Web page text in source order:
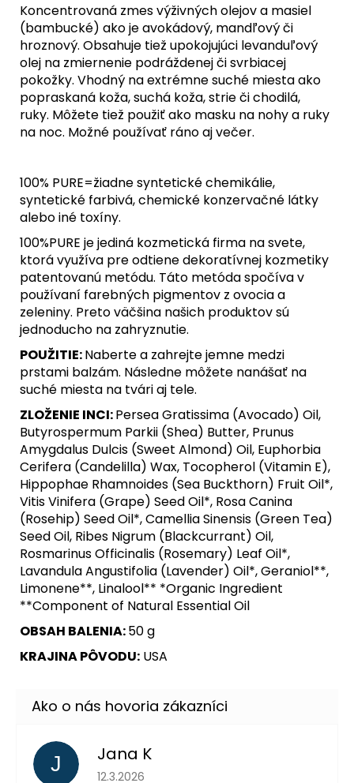
Koncentrovaná zmes výživných olejov a masiel
(bambucké) ako je avokádový, mandľový či
hroznový. Obsahuje tiež upokojujúci levanduľový
olej na zmiernenie podráždenej či svrbiacej
pokožky. Vhodný na extrémne suché miesta ako
popraskaná koža, suchá koža, strie či chodilá,
ruky. Môžete tiež použiť ako masku na nohy a ruky
na noc. Možné používať ráno aj večer.
100% PURE=žiadne syntetické chemikálie,
syntetické farbivá, chemické konzervačné látky
alebo iné toxíny.
100%PURE je jediná kozmetická firma na svete,
ktorá využíva pre odtiene dekoratívnej kozmetiky
patentovanú metódu. Táto metóda spočíva v
používaní farebných pigmentov z ovocia a
zeleniny. Preto väčšina našich produktov sú
jednoducho na zahryznutie.
POUŽITIE:Naberte a zahrejte jemne medzi
prstami balzám. Následne môžete nanášať na
suché miesta na tvári aj tele.
ZLOŽENIE INCI:Persea Gratissima (Avocado) Oil,
Butyrospermum Parkii (Shea) Butter, Prunus
Amygdalus Dulcis (Sweet Almond) Oil, Euphorbia
Cerifera (Candelilla) Wax, Tocopherol (Vitamin E),
Hippophae Rhamnoides (Sea Buckthorn) Fruit Oil*,
Vitis Vinifera (Grape) Seed Oil*, Rosa Canina
(Rosehip) Seed Oil*, Camellia Sinensis (Green Tea)
Seed Oil, Ribes Nigrum (Blackcurrant) Oil,
Rosmarinus Officinalis (Rosemary) Leaf Oil*,
Lavandula Angustifolia (Lavender) Oil*, Geraniol**,
Limonene**, Linalool** *Organic Ingredient
**Component of Natural Essential Oil
OBSAH BALENIA:50 g
KRAJINA PÔVODU: USA
J Jana K
Hodnotenie obchodu je 5 z 5 hviezdičiek.
12.3.2026